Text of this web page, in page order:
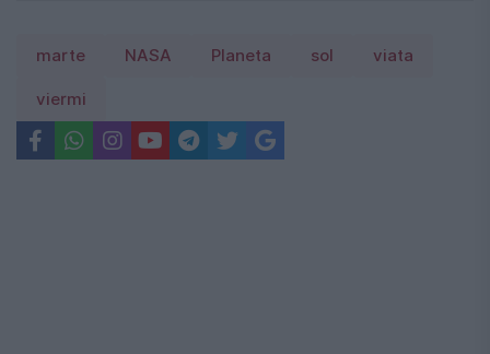
marte NASA Planeta sol viata
viermi